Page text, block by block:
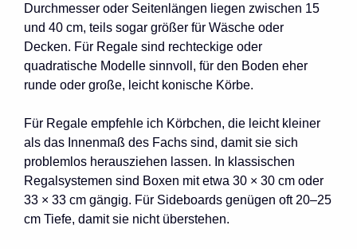
Durchmesser oder Seitenlängen liegen zwischen 15
und 40 cm, teils sogar größer für Wäsche oder
Decken. Für Regale sind rechteckige oder
quadratische Modelle sinnvoll, für den Boden eher
runde oder große, leicht konische Körbe.
Für Regale empfehle ich Körbchen, die leicht kleiner
als das Innenmaß des Fachs sind, damit sie sich
problemlos herausziehen lassen. In klassischen
Regalsystemen sind Boxen mit etwa 30 × 30 cm oder
33 × 33 cm gängig. Für Sideboards genügen oft 20–25
cm Tiefe, damit sie nicht überstehen.